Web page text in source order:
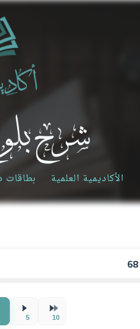
شرح
الأكاديمية العلمية بطاقات
10
5